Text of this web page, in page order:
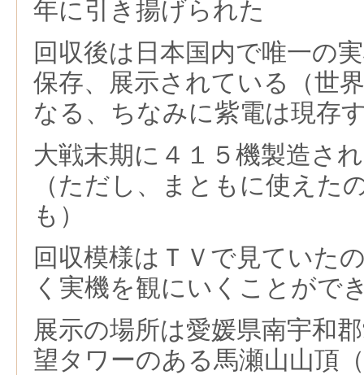
年に引き揚げられた
回収後は日本国内で唯一の
保存、展示されている（世
なる、ちなみに紫電は現存
大戦末期に４１５機製造さ
（ただし、まともに使えた
も）
回収模様はＴＶで見ていた
く実機を観にいくことがで
展示の場所は愛媛県南宇和
望タワーのある馬瀬山山頂